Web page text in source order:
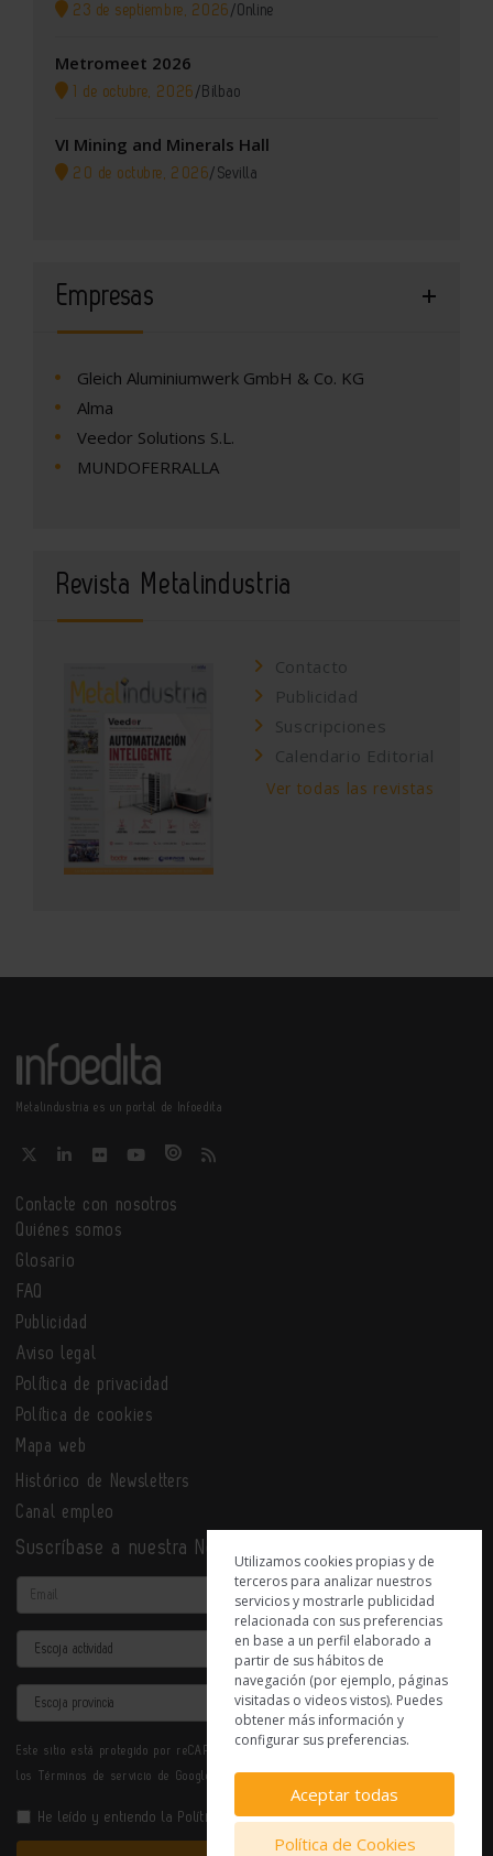
23 de septiembre, 2026 /Online
Metromeet 2026
1 de octubre, 2026 / Bilbao
VI Mining and Minerals Hall
20 de octubre, 2026/ Sevilla
Empresas
Gleich Aluminiumwerk GmbH & Co. KG
Alma
Veedor Solutions S.L.
MUNDOFERRALLA
Revista Metalindustria
Contacto
Publicidad
Suscripciones
Calendario Editorial
Ver todas las revistas
Metalindustria es un portal de Infoedita
Contacte con nosotros
Quiénes somos
Glosario
FAQ
Publicidad
Aviso legal
Política de privacidad
Política de cookies
Mapa web
Histórico de Newsletters
Canal empleo
Suscríbase a nuestra Newsletter
Email
Actividad
Provincia
Este sitio está protegido por reCAPTCHA y se aplican la
los Términos de servicio de Google.
He leído y entiendo la Política de Privacidad
Utilizamos cookies propias y de
terceros para analizar nuestros
servicios y mostrarle publicidad
relacionada con sus preferencias
en base a un perfil elaborado a
partir de sus hábitos de
navegación (por ejemplo, páginas
visitadas o videos vistos). Puedes
obtener más información y
configurar sus preferencias.
Aceptar todas
Política de Cookies